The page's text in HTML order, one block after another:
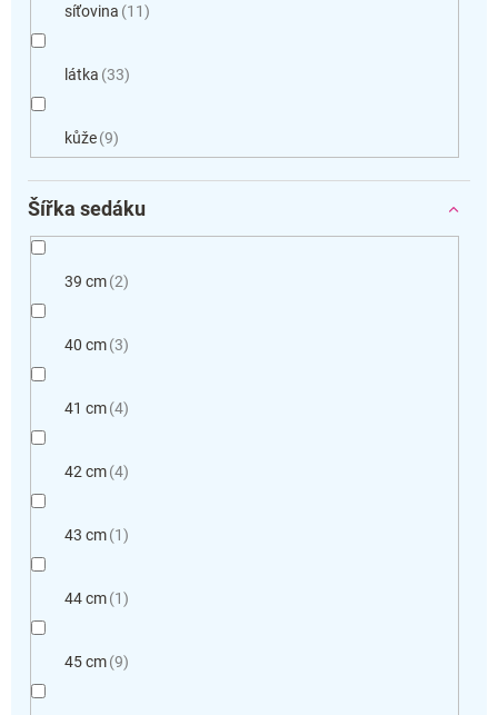
síťovina 11
látka 33
kůže 9
Šířka sedáku
39 cm 2
40 cm 3
41 cm 4
42 cm 4
43 cm 1
44 cm 1
45 cm 9